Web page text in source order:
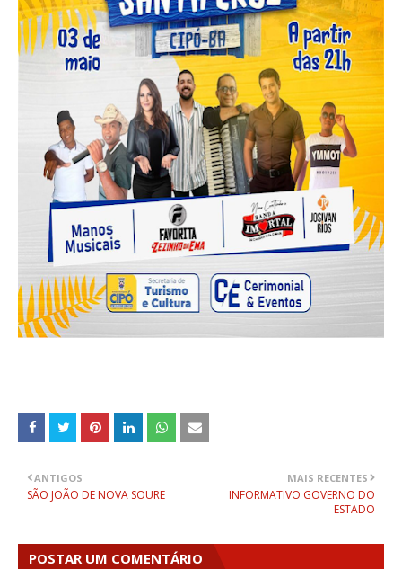
MAIS RECENTES
INFORMATIVO GOVERNO DO
ESTADO
ANTIGOS
SÃO JOÃO DE NOVA SOURE
POSTAR UM COMENTÁRIO